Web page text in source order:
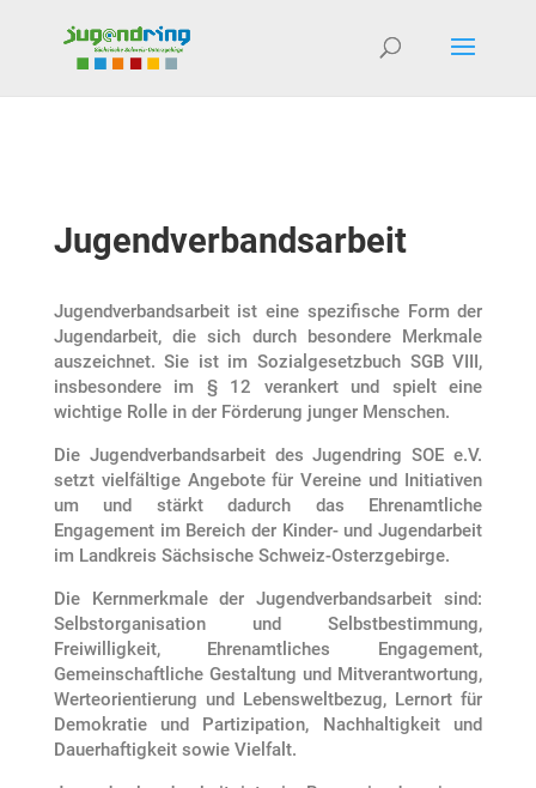
Jugendverbandsarbeit
Jugendverbandsarbeit ist eine spezifische Form der
Jugendarbeit, die sich durch besondere Merkmale
auszeichnet. Sie ist im Sozialgesetzbuch SGB VIII,
insbesondere im § 12 verankert und spielt eine
wichtige Rolle in der Förderung junger Menschen.
Die Jugendverbandsarbeit des Jugendring SOE e.V.
setzt vielfältige Angebote für Vereine und Initiativen
um und stärkt dadurch das Ehrenamtliche
Engagement im Bereich der Kinder- und Jugendarbeit
im Landkreis Sächsische Schweiz-Osterzgebirge.
Die Kernmerkmale der Jugendverbandsarbeit sind:
Selbstorganisation und Selbstbestimmung,
Freiwilligkeit, Ehrenamtliches Engagement,
Gemeinschaftliche Gestaltung und Mitverantwortung,
Werteorientierung und Lebensweltbezug, Lernort für
Demokratie und Partizipation, Nachhaltigkeit und
Dauerhaftigkeit sowie Vielfalt.